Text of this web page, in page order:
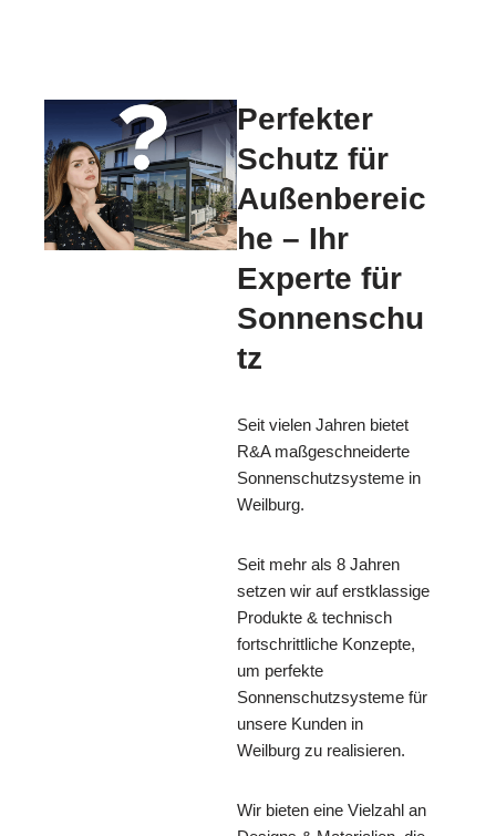
Perfekter
Schutz für
Außenbereic
he – Ihr
Experte für
Sonnenschu
tz
Seit vielen Jahren bietet
R&A maßgeschneiderte
Sonnenschutzsysteme in
Weilburg.
Seit mehr als 8 Jahren
setzen wir auf erstklassige
Produkte & technisch
fortschrittliche Konzepte,
um perfekte
Sonnenschutzsysteme für
unsere Kunden in
Weilburg zu realisieren.
Wir bieten eine Vielzahl an